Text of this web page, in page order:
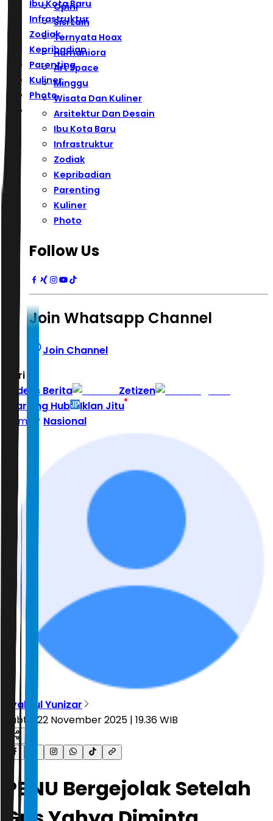
Ibu Kota Baru
Infrastruktur
Zodiak
Kepribadian
Parenting
Kuliner
Photo
Opini
Sisi Lain
Ternyata Hoax
Humaniora
Art Space
Minggu
Wisata Dan Kuliner
Arsitektur Dan Desain
Ibu Kota Baru
Infrastruktur
Zodiak
Kepribadian
Parenting
Kuliner
Photo
Follow Us
Join Whatsapp Channel
Join Channel
Hari ini
Indeks Berita
Zetizen
Learning Hub
Iklan Jitu
Home
Nasional
Syahrul Yunizar
Sabtu, 22 November 2025 | 19.36 WIB
PBNU Bergejolak Setelah